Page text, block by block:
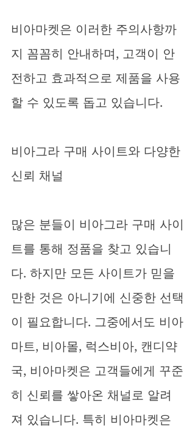
비아마켓은 이러한 주의사항까
지 꼼꼼히 안내하며, 고객이 안
전하고 효과적으로 제품을 사용
할 수 있도록 돕고 있습니다.
비아그라 구매 사이트와 다양한
신뢰 채널
많은 분들이 비아그라 구매 사이
트를 통해 정품을 찾고 있습니
다. 하지만 모든 사이트가 믿을
만한 것은 아니기에 신중한 선택
이 필요합니다. 그중에서도 비아
마트, 비아몰, 럭스비아, 캔디약
국, 비아마켓은 고객들에게 꾸준
히 신뢰를 쌓아온 채널로 알려
져 있습니다. 특히 비아마켓은